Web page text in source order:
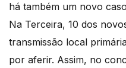
há também um novo
Na Terceira, 10 dos
transmissão local
por aferir. Assim, no